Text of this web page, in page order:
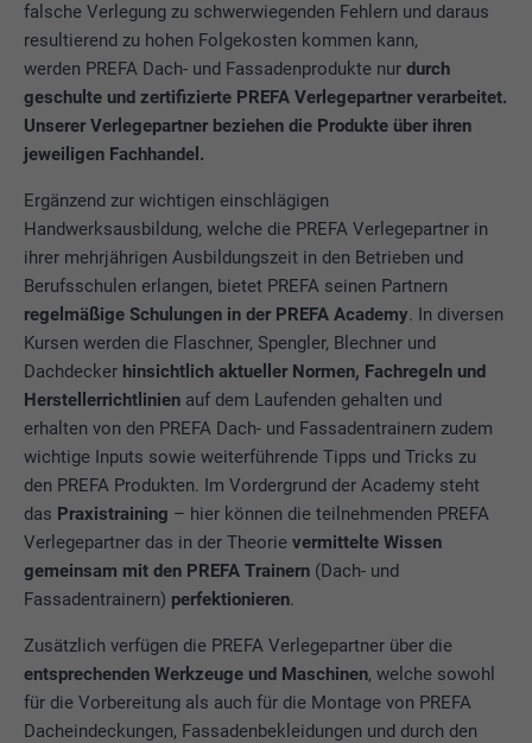
falsche Verlegung zu schwerwiegenden Fehlern und daraus
resultierend zu hohen Folgekosten kommen kann,
werden PREFA Dach- und Fassadenprodukte nur durch
geschulte und zertifizierte PREFA Verlegepartner verarbeitet.
Unserer Verlegepartner beziehen die Produkte über ihren
jeweiligen Fachhandel.
Ergänzend zur wichtigen einschlägigen
Handwerksausbildung, welche die PREFA Verlegepartner in
ihrer mehrjährigen Ausbildungszeit in den Betrieben und
Berufsschulen erlangen, bietet PREFA seinen Partnern
regelmäßige Schulungen in der PREFA Academy. In diversen
Kursen werden die Flaschner, Spengler, Blechner und
Dachdecker hinsichtlich aktueller Normen, Fachregeln und
Herstellerrichtlinien auf dem Laufenden gehalten und
erhalten von den PREFA Dach- und Fassadentrainern zudem
wichtige Inputs sowie weiterführende Tipps und Tricks zu
den PREFA Produkten. Im Vordergrund der Academy steht
das Praxistraining – hier können die teilnehmenden PREFA
Verlegepartner das in der Theorievermittelte Wissen
gemeinsam mit den PREFA Trainern (Dach- und
Fassadentrainern) perfektionieren.
Zusätzlich verfügen die PREFA Verlegepartner über die
entsprechenden Werkzeuge und Maschinen, welche sowohl
für die Vorbereitung als auch für die Montage von PREFA
Dacheindeckungen, Fassadenbekleidungen und durch den